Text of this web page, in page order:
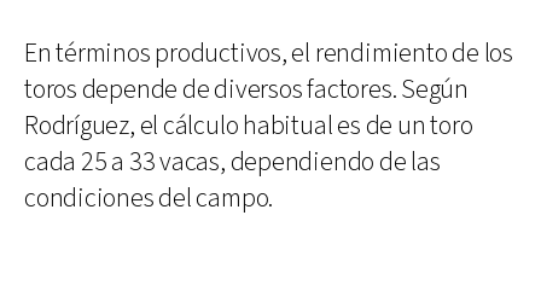
En términos productivos, el rendimiento de los
toros depende de diversos factores. Según
Rodríguez, el cálculo habitual es de un toro
cada 25 a 33 vacas, dependiendo de las
condiciones del campo.